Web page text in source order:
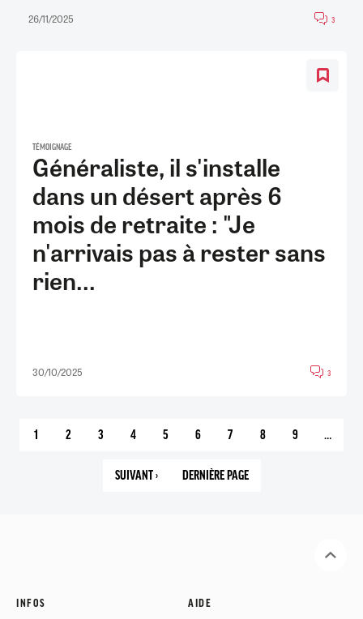
26/11/2025 3
TÉMOIGNAGE
Généraliste, il s'installe
dans un désert après 6
mois de retraite : "Je
n'arrivais pas à rester sans
rien...
30/10/2025 3
PAGE
1 PAGE
2 PAGE
3 PAGE
4 PAGE
5 PAGE
6 PAGE
7 PAGE
8 PAGE
9 …
PAGE
SUIVANT › DERNIÈRE PAGE
15
INFOS AIDE